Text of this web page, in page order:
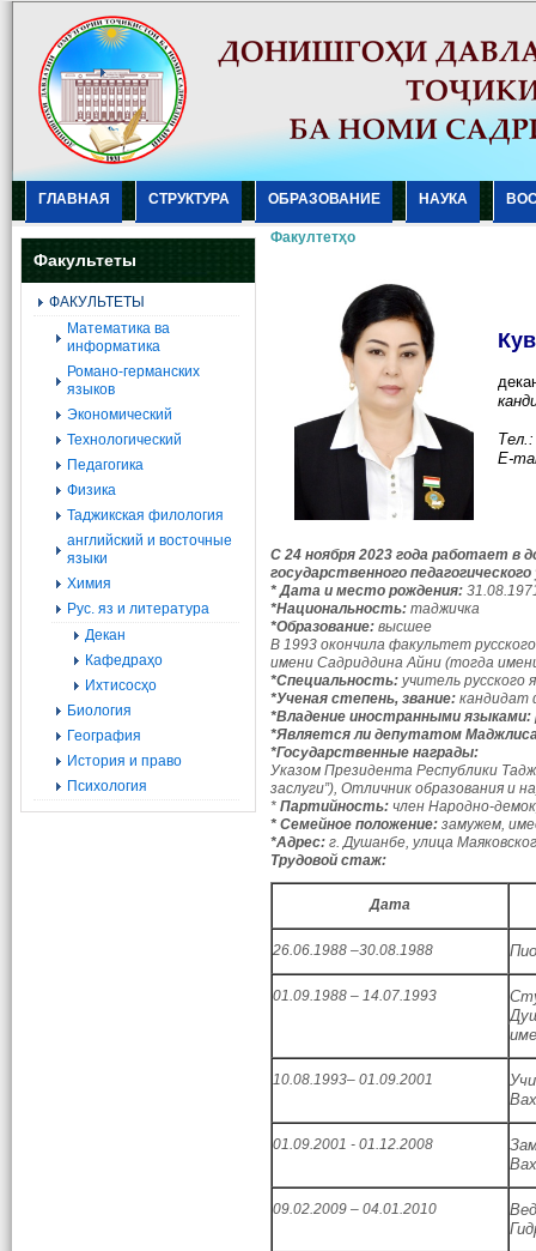
ГЛАВНАЯ СТРУКТУРА ОБРАЗОВАНИЕ НАУКА
Факультеты
ФАКУЛЬТЕТЫ
Mатематика ва
информатика
Романо-германских
языков
Экономический
Технологический
Педагогика
Физика
Таджикская филология
английский и восточные
языки
Химия
Рус. яз и литература
Декан
Кафедраҳо
Ихтисосҳо
Биология
География
История и право
Психология
Факултетҳо
Е-
С 24 ноября 2023 года работает в
государственного
* Дата и место рождения:
*Национальность: таджичка
*Образование: высшее
В 1993 окончила факультет
имени Садриддина Айни (тогда
*Специальность: учитель
*Ученая степень, звание: кандидат
*Владение иностранными языками:
*Является ли депутатом
*Государственные награды:
Указом Президента Республики
заслуги”), Отличник образования и
* Партийность: член Народно-
* Семейное положение: замужем,
*Адрес: г. Душанбе, улица
Трудовой стаж:
Дата
26.06.1988 –30.08.1988
01.09.1988 – 14.07.1993
10.08.1993– 01.09.2001
01.09.2001 - 01.12.2008
09.02.2009 – 04.01.2010